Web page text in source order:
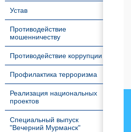
Устав
Противодействие
мошенничеству
Противодействие коррупции
Профилактика терроризма
Реализация национальных
проектов
Специальный выпуск
"Вечерний Мурманск"